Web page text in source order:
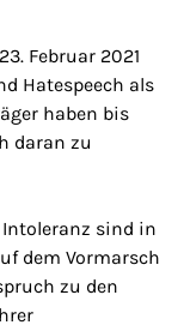
Februar 2021
Hatespeech als
haben bis
daran zu
sind in
dem Vormarsch
zu den